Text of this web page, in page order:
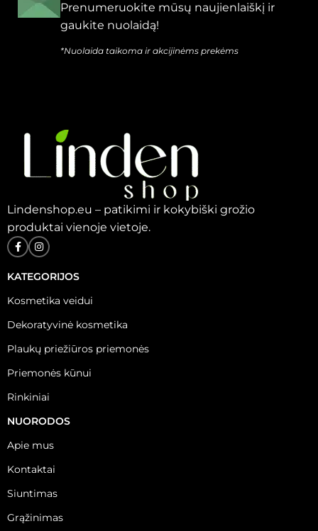
Prenumeruokite mūsų naujienlaiškį ir
gaukite nuolaidą!
*Nuolaida taikoma ir akcijinėms prekėms
Lindenshop.eu – patikimi ir kokybiški grožio
produktai vienoje vietoje.
KATEGORIJOS
Kosmetika veidui
Dekoratyvinė kosmetika
Plaukų priežiūros priemonės
Priemonės kūnui
Rinkiniai
NUORODOS
Apie mus
Kontaktai
Siuntimas
Grąžinimas